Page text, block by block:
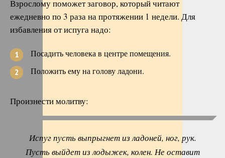
Взрослому поможет заговор, который читают
ежедневно по 3 раза на протяжении 1 недели. Для
избавления от испуга надо:
Посадить человека в центре помещения.
Положить ему на голову ладони.
Произнести молитву:
Испуг пусть выпрыгнет из ладоней, ног, рук.
Пусть выйдет из лодыжек, колен. Не оставит